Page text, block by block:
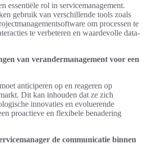
essentiële rol in servicemanagement.
gebruik van verschillende tools zoals
om processen te
te verbeteren en waardevolle data-
van verandermanagement voor een
anticiperen op en reageren op
Dit kan inhouden dat ze zich
innovaties en evoluerende
proactieve en flexibele benadering
de communicatie binnen